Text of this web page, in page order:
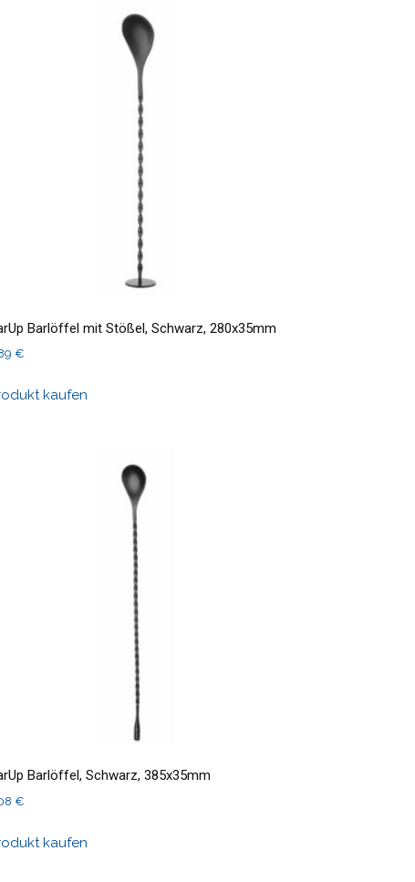
Barlöffel mit Stößel, Schwarz, 280x35mm
€
kaufen
Barlöffel, Schwarz, 385x35mm
€
kaufen